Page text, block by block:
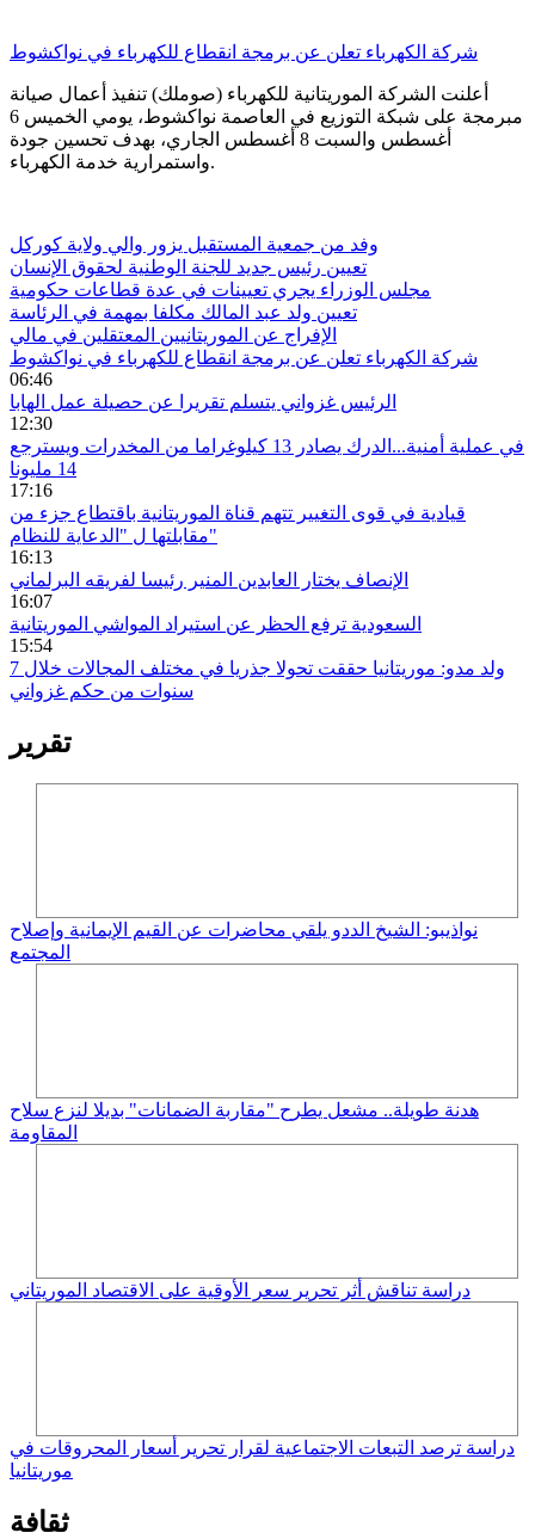
شركة الكهرباء تعلن عن برمجة انقطاع للكهرباء في نواكشوط
أعلنت الشركة الموريتانية للكهرباء (صوملك) تنفيذ أعمال صيانة
مبرمجة على شبكة التوزيع في العاصمة نواكشوط، يومي الخميس 6
أغسطس والسبت 8 أغسطس الجاري، بهدف تحسين جودة
واستمرارية خدمة الكهرباء.
وفد من جمعية المستقبل يزور والي ولاية كوركل
تعيين رئيس جديد للجنة الوطنية لحقوق الإنسان
مجلس الوزراء يجري تعيينات في عدة قطاعات حكومية
تعيين ولد عبد المالك مكلفا بمهمة في الرئاسة
الإفراج عن الموريتانيين المعتقلين في مالي
شركة الكهرباء تعلن عن برمجة انقطاع للكهرباء في نواكشوط
06:46
الرئيس غزواني يتسلم تقريرا عن حصيلة عمل الهابا
12:30
في عملية أمنية...الدرك يصادر 13 كيلوغراما من المخدرات ويسترجع
14 مليونا
17:16
قيادية في قوى التغيير تتهم قناة الموريتانية باقتطاع جزء من
مقابلتها ل "الدعاية للنظام"
16:13
الإنصاف يختار العابدين المنير رئيسا لفريقه البرلماني
16:07
السعودية ترفع الحظر عن استيراد المواشي الموريتانية
15:54
ولد مدو: موريتانيا حققت تحولا جذريا في مختلف المجالات خلال 7
سنوات من حكم غزواني
تقرير
نواذيبو: الشيخ الددو يلقي محاضرات عن القيم الإيمانية وإصلاح
المجتمع
هدنة طويلة.. مشعل يطرح "مقاربة الضمانات" بديلا لنزع سلاح
المقاومة
دراسة تناقش أثر تحرير سعر الأوقية على الاقتصاد الموريتاني
دراسة ترصد التبعات الاجتماعية لقرار تحرير أسعار المحروقات في
موريتانيا
ثقافة